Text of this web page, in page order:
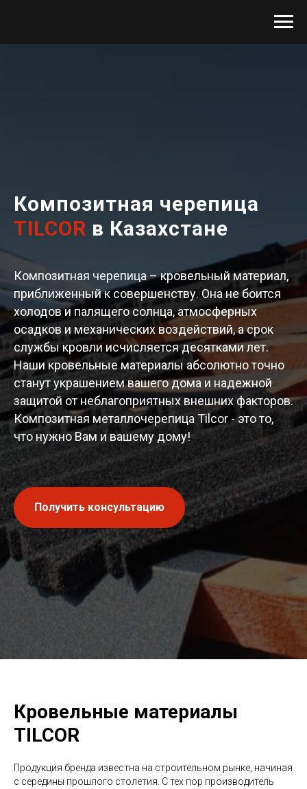
Композитная черепица
TILCOR в Казахстане
Композитная черепица – кровельный материал,
приближенный к совершенству. Она не боится
холодов и палящего солнца, атмосферных
осадков и механических воздействий, а срок
службы кровли исчисляется десятками лет.
Наши кровельные материалы абсолютно точно
станут украшением вашего дома и надежной
защитой от неблагоприятных внешних факторов.
Композитная металлочерепица Tilcor - это то,
что нужно Вам и вашему дому!
Получить консультацию
Кровельные материалы
TILCOR
Продукция бренда известна на строительном рынке, начиная
с середины прошлого столетия. С тех пор производитель